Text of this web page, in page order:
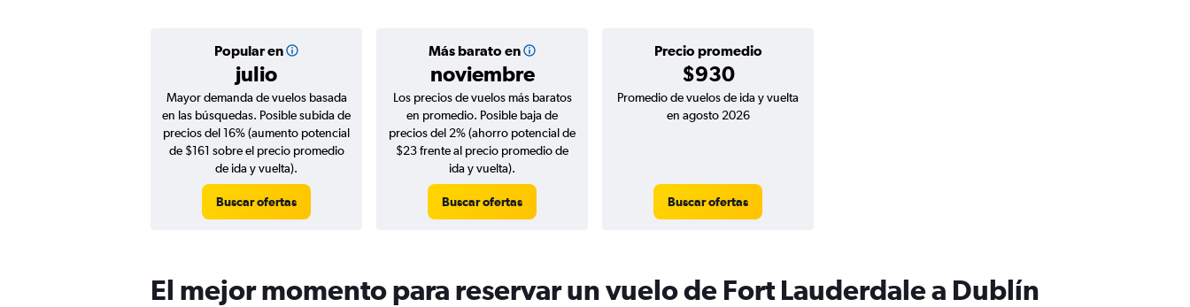
Popular en
julio
Más barato en
noviembre
Precio promedio
$930
Mayor demanda de vuelos basada
en las búsquedas. Posible subida de
precios del 16% (aumento potencial
de $161 sobre el precio promedio
de ida y vuelta).
Buscar ofertas
Los precios de vuelos más baratos
en promedio. Posible baja de
precios del 2% (ahorro potencial de
$23 frente al precio promedio de
ida y vuelta).
Buscar ofertas
Promedio de vuelos de ida y vuelta
en agosto 2026
Buscar ofertas
El mejor momento para reservar un vuelo de Fort Lauderdale a Dublín